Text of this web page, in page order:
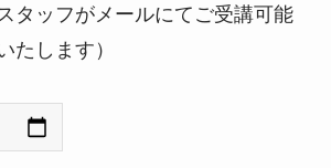
タッフがメールにてご受講可能
たします）